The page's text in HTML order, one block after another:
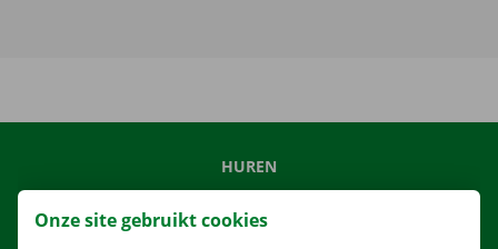
HUREN
Onze site gebruikt cookies